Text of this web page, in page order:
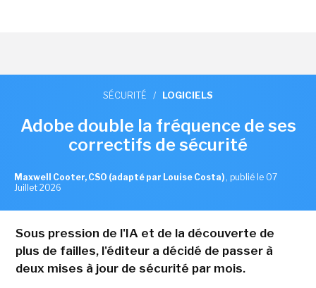
SÉCURITÉ / LOGICIELS
Adobe double la fréquence de ses
correctifs de sécurité
Maxwell Cooter, CSO (adapté par Louise Costa) , publié le 07
Juillet 2026
Sous pression de l'IA et de la découverte de
plus de failles, l'éditeur a décidé de passer à
deux mises à jour de sécurité par mois.